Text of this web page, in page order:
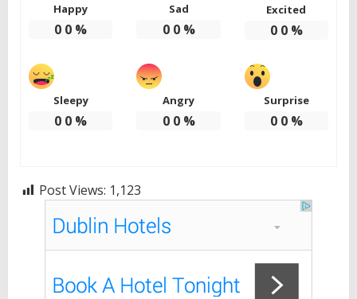
Happy
0 0 %
Sad
0 0%
Excited
0 0%
Sleepy
0 0 %
Angry
0 0%
Surprise
0 0%
Post Views: 1,123